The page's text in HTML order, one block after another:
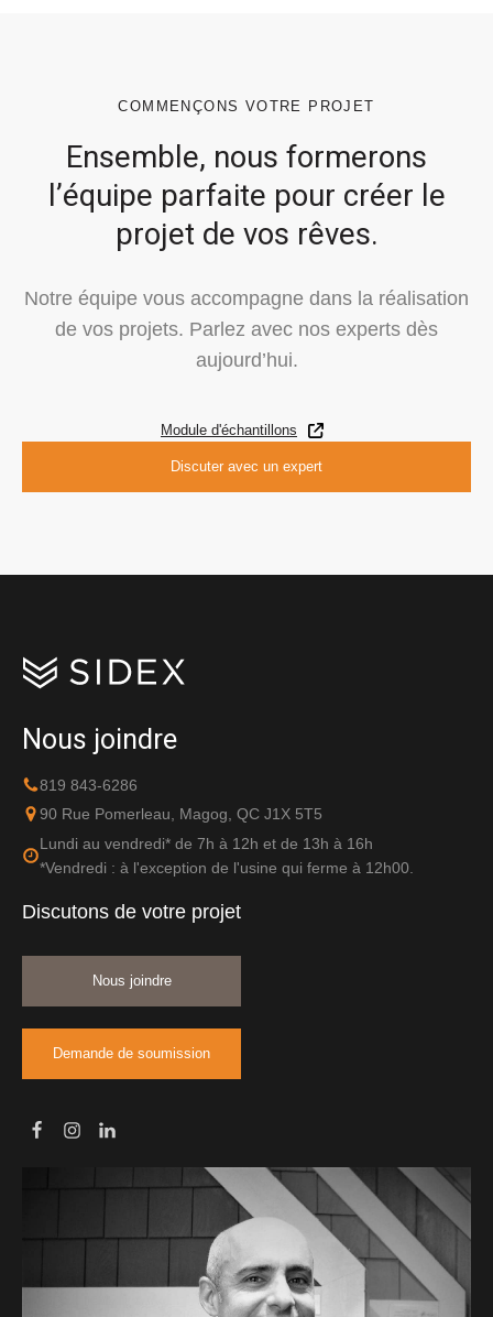
COMMENÇONS VOTRE PROJET
Ensemble, nous formerons
l’équipe parfaite pour créer le
projet de vos rêves.
Notre équipe vous accompagne dans la réalisation
de vos projets. Parlez avec nos experts dès
aujourd’hui.
Module d'échantillons
Discuter avec un expert
Nous joindre
819 843-6286
90 Rue Pomerleau, Magog, QC J1X 5T5
Lundi au vendredi* de 7h à 12h et de 13h à 16h
*Vendredi : à l'exception de l'usine qui ferme à 12h00.
Discutons de votre projet
Nous joindre
Demande de soumission